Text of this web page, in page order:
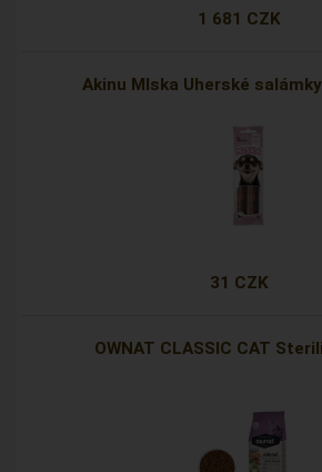
1 681 CZK
Akinu Mlska Uherské
31 CZK
OWNAT CLASSIC CAT